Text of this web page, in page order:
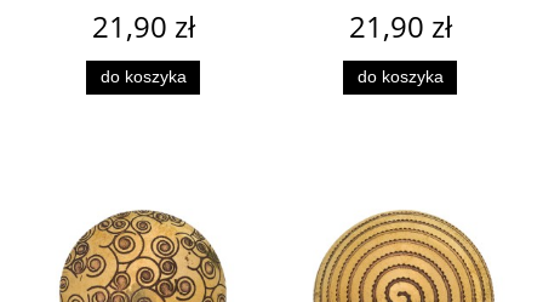
21,90 zł
do koszyka
21,90 zł
do koszyka